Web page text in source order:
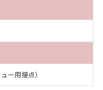
ー用接点）